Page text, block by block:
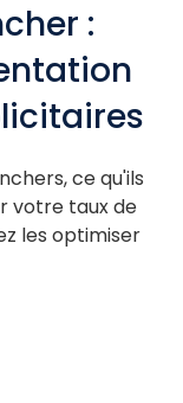
:
ce qu'ils
votre taux de
les optimiser